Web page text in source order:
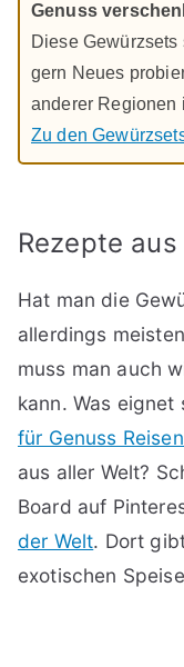
Genuss
Diese
gern Neues
anderer Regionen
Zu den
Rezepte
Hat man die
allerdings
muss man auch
kann. Was eignet
für Genuss
aus aller Welt?
Board auf
der Welt. Dort
exotischen